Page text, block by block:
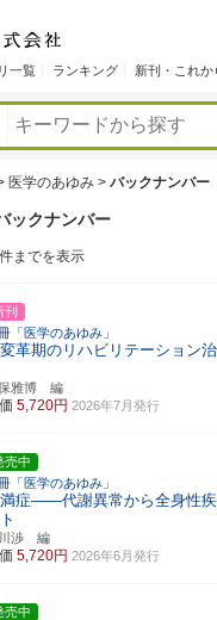
一覧 ランキング 新刊・これか
医学のあゆみ > バックナンバー
ックナンバー
までを表示
刊
「医学のあゆみ」
革期のリハビリテーション
雅博 編
5,720円 2026年7月発行
売中
「医学のあゆみ」
満症――代謝異常から全身性
渉 編
5,720円 2026年6月発行
売中